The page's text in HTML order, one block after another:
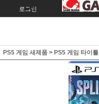
로그인 회원가입
PS5 게임 새제품 > PS5 게임 타이틀